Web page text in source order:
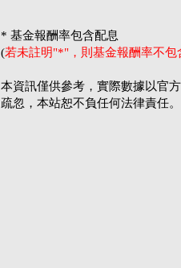
* 基金報酬率包含配息
(若未註明"*"，則基金報酬率不
本資訊僅供參考，實際數據以官
疏忽，本站恕不負任何法律責任。